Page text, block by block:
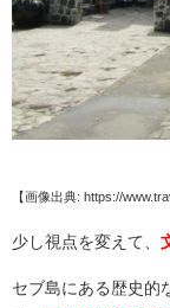
【画像出典: https://
少し視点を変えて、
セブ島にある歴史的